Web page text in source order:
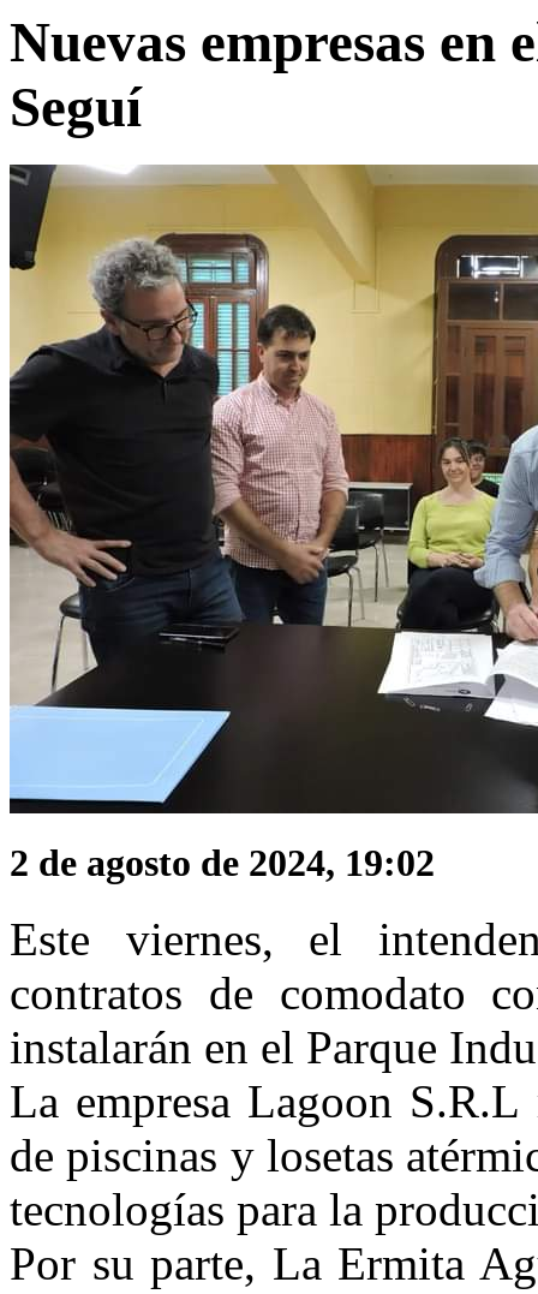
Nuevas empresas
Seguí
2 de agosto de 2024, 19:02
Este viernes, el
contratos de comodato
instalarán en el Parque
La empresa Lagoon
de piscinas y losetas
tecnologías para la
Por su parte, La Ermita